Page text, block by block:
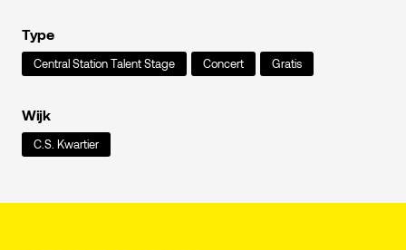
Type
Central Station Talent Stage Concert Gratis
Wijk
C.S. Kwartier